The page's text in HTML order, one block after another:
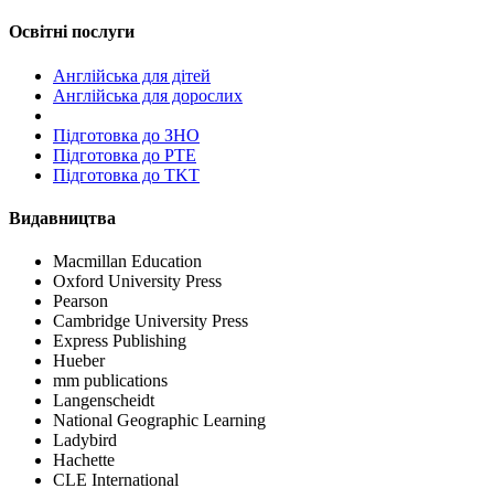
Освітні послуги
Англійська для дітей
Англійська для дорослих
Пiдготовка до ЗНО
Підготовка до PTE
Підготовка до TKT
Видавництва
Macmillan Education
Oxford University Press
Pearson
Cambridge University Press
Express Publishing
Hueber
mm publications
Langenscheidt
National Geographic Learning
Ladybird
Hachette
CLE International